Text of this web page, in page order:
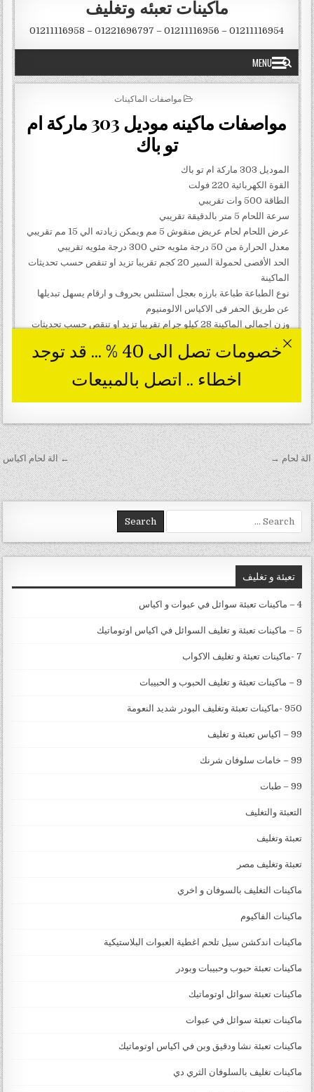
تصفّح المقالات ← الة لحام اكياس الة لحام →
Search for:
تعبئة و تغليف
4 – ماكينات تعبئة سوائل في عبوات و اكياس
5 – ماكينات تعبئة و تغليف السوائل في اكياس اوتوماتيك
7 -ماكينات تعبئة و تغليف الاكواب
9 – ماكينات تعبئة و تغليف الحبوب و الحبيبات
950 -ماكينات تعبئة وتغليف البودر شديد النعومة
99 – اكياس تعبئة و تغليف
99 – خامات سلوفان شرنك
99 – طبات
التعبئة والتغليف
تعبئة وتغليف
تعبئة وتغليف مصر
ماكينات التغليف بالسوفان و اخري
ماكينات الفاكيوم
ماكينات اندكشن سيل تلحم اغطية العبوات البلاستيكية
ماكينات تعبئة حبوب وحبيبات وبودر
ماكينات تعبئة سوائل اوتوماتيك
ماكينات تعبئة سوائل في عبوات
ماكينات تعبئة نشا ودقيق وبن في اكياس اوتوماتيك
ماكينات تغليف بالسلوفان الثري دي